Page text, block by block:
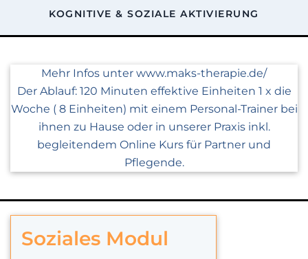
KOGNITIVE & SOZIALE AKTIVIERUNG
Mehr Infos unter www.maks-therapie.de/
Der Ablauf: 120 Minuten effektive Einheiten 1 x die
Woche ( 8 Einheiten) mit einem Personal-Trainer bei
ihnen zu Hause oder in unserer Praxis inkl.
begleitendem Online Kurs für Partner und
Pflegende.
Soziales Modul